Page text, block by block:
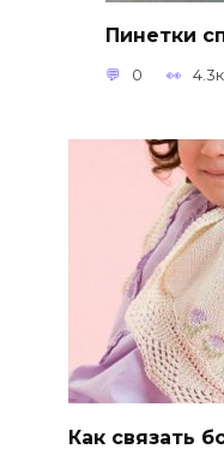
Пинетки
0
Как связать